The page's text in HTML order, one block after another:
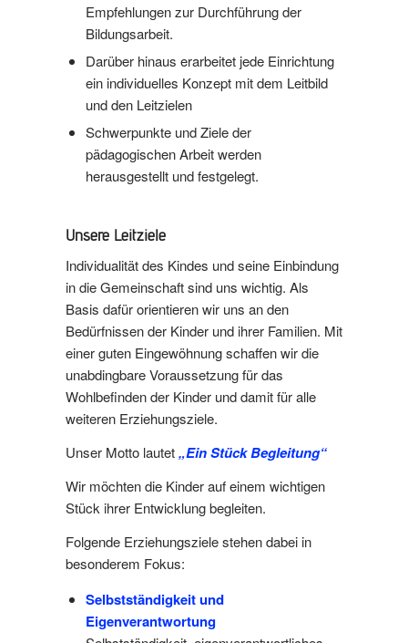
Empfehlungen zur Durchführung der
Bildungsarbeit.
Darüber hinaus erarbeitet jede Einrichtung
ein individuelles Konzept mit dem Leitbild
und den Leitzielen
Schwerpunkte und Ziele der
pädagogischen Arbeit werden
herausgestellt und festgelegt.
Unsere Leitziele
Individualität des Kindes und seine Einbindung
in die Gemeinschaft sind uns wichtig. Als
Basis dafür orientieren wir uns an den
Bedürfnissen der Kinder und ihrer Familien. Mit
einer guten Eingewöhnung schaffen wir die
unabdingbare Voraussetzung für das
Wohlbefinden der Kinder und damit für alle
weiteren Erziehungsziele.
Unser Motto lautet„Ein Stück Begleitung“
Wir möchten die Kinder auf einem wichtigen
Stück ihrer Entwicklung begleiten.
Folgende Erziehungsziele stehen dabei in
besonderem Fokus:
Selbstständigkeit und
Eigenverantwortung